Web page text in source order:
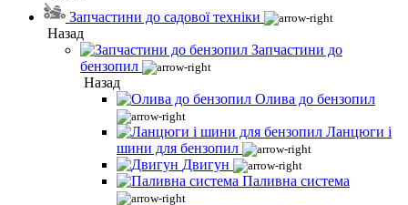
Запчастини до садової техніки
Назад
Запчастини до
бензопил
Назад
Олива до бензопил
Ланцюги і
шини для бензопил
Двигун
Паливна система